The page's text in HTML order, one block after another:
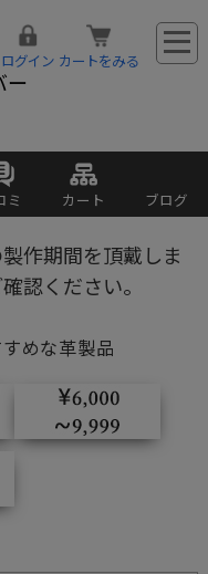
ー
ログイン カートをみる
ミ カート ブログ
作期間を頂戴しま
認ください。
めな革製品